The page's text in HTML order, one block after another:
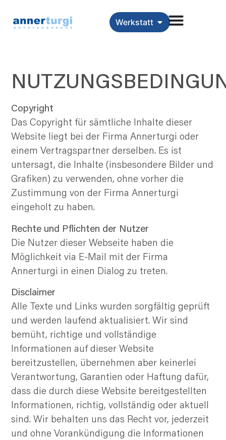
Werkstatt
Copyright
Das Copyright für sämtliche Inhalte dieser
Website liegt bei der Firma Annerturgi oder
einem Vertragspartner derselben. Es ist
untersagt, die Inhalte (insbesondere Bilder und
Grafiken) zu verwenden, ohne vorher die
Zustimmung von der Firma Annerturgi
eingeholt zu haben.
Rechte und Pflichten der Nutzer
Die Nutzer dieser Webseite haben die
Möglichkeit via E-Mail mit der Firma
Annerturgi in einen Dialog zu treten.
Disclaimer
Alle Texte und Links wurden sorgfältig geprüft
und werden laufend aktualisiert. Wir sind
bemüht, richtige und vollständige
Informationen auf dieser Website
bereitzustellen, übernehmen aber keinerlei
Verantwortung, Garantien oder Haftung dafür,
dass die durch diese Website bereitgestellten
Informationen, richtig, vollständig oder aktuell
sind. Wir behalten uns das Recht vor, jederzeit
und ohne Vorankündigung die Informationen